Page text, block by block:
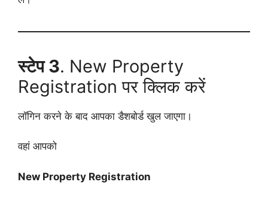
स्टेप 3. New Property
Registration पर क्लिक करें
लॉगिन करने के बाद आपका डैशबोर्ड खुल जाएगा।
वहां आपको
New Property Registration